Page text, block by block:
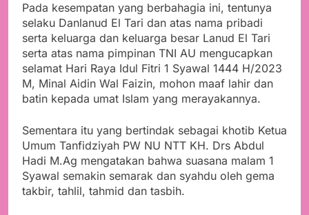
Pada kesempatan yang berbahagia ini, tentunya
selaku Danlanud El Tari dan atas nama pribadi
serta keluarga dan keluarga besar Lanud El Tari
serta atas nama pimpinan TNI AU mengucapkan
selamat Hari Raya Idul Fitri 1 Syawal 1444 H/2023
M, Minal Aidin Wal Faizin, mohon maaf lahir dan
batin kepada umat Islam yang merayakannya.
Sementara itu yang bertindak sebagai khotib Ketua
Umum Tanfidziyah PW NU NTT KH. Drs Abdul
Hadi M.Ag mengatakan bahwa suasana malam 1
Syawal semakin semarak dan syahdu oleh gema
takbir, tahlil, tahmid dan tasbih.